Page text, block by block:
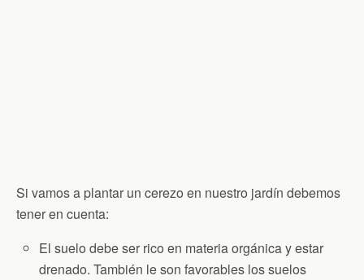
Si vamos a plantar un cerezo en nuestro jardín debemos
tener en cuenta:
El suelo debe ser rico en materia orgánica y estar
drenado. También le son favorables los suelos